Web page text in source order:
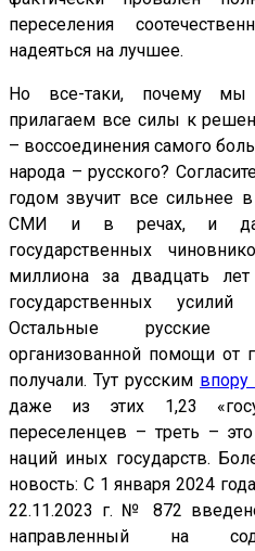
переселения
надеяться на лучшее.
Но все-таки, почему мы
прилагаем все силы к
– воссоединения самого
народа – русского?
годом звучит все сильнее
СМИ и в речах, и
государственных
миллиона за двадцать
государственных
Остальные русские
организованной помощи от
получали. Тут русским впору
даже из этих 1,23
переселенцев – треть –
наций иных государств.
новость: С 1 января 2024
22.11.2023 г. № 872
направленный на